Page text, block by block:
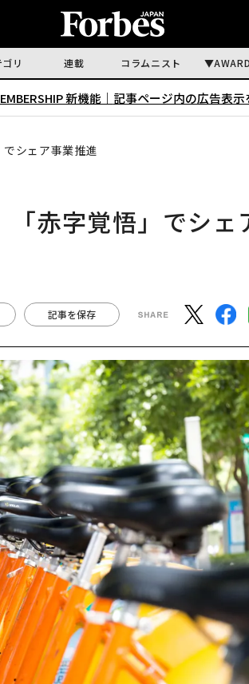
リ 連載 コラムニスト AWARD
新機能｜ 記事ページ内の広告表
シェア事業推進
赤字覚悟」でシェ
記事を保存